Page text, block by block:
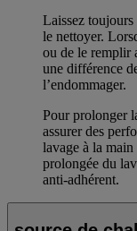
Laissez
le nettoyer.
ou de le remplir
une différence
l’endommager.
Pour prolonger
assurer des
lavage à la main
prolongée du
anti-adhérent.